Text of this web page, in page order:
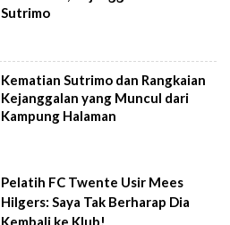
Sutrimo
Kematian Sutrimo dan Rangkaian
Kejanggalan yang Muncul dari
Kampung Halaman
Pelatih FC Twente Usir Mees
Hilgers: Saya Tak Berharap Dia
Kembali ke Klub!